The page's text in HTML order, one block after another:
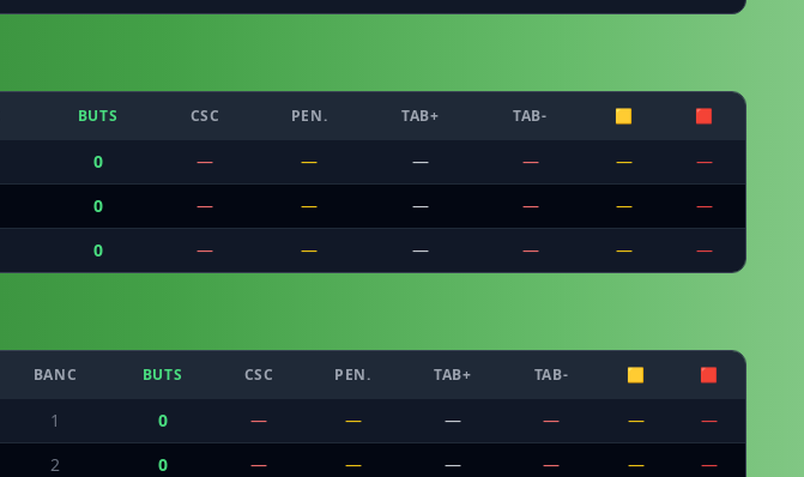
BUTS CSC PEN. TAB+ TAB- 🟨 🟥
0 — — — — —
—
0 — — — — —
—
0 — — — — — —
BANC BUTS CSC PEN. TAB+ TAB- 🟨 🟥
1 0 — — — — —
—
2 0 — — — — —
—